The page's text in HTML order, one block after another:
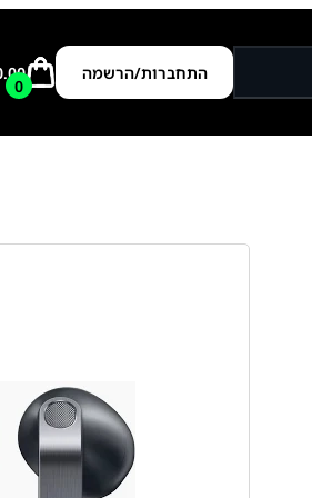
התחברות/הרשמה
0